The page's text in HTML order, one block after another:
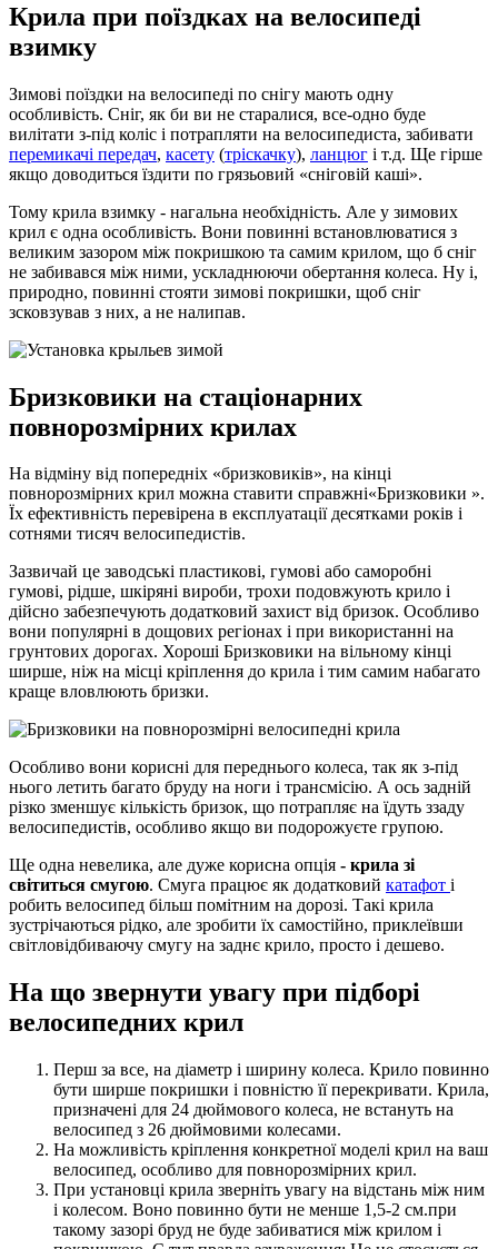
Крила при поїздках на велосипеді
взимку
Зимові поїздки на велосипеді по снігу мають одну
особливість. Сніг, як би ви не старалися, все-одно буде
вилітати з-під коліс і потрапляти на велосипедиста, забивати
перемикачі передач, касету (тріскачку), ланцюг і т.д. Ще гірше
якщо доводиться їздити по грязьовий «сніговій каші».
Тому крила взимку - нагальна необхідність. Але у зимових
крил є одна особливість. Вони повинні встановлюватися з
великим зазором між покришкою та самим крилом, що б сніг
не забивався між ними, ускладнюючи обертання колеса. Ну і,
природно, повинні стояти зимові покришки, щоб сніг
зсковзував з них, а не налипав.
Бризковики на стаціонарних
повнорозмірних крилах
На відміну від попередніх «бризковиків», на кінці
повнорозмірних крил можна ставити справжні«Бризковики ».
Їх ефективність перевірена в експлуатації десятками років і
сотнями тисяч велосипедистів.
Зазвичай це заводські пластикові, гумові або саморобні
гумові, рідше, шкіряні вироби, трохи подовжують крило і
дійсно забезпечують додатковий захист від бризок. Особливо
вони популярні в дощових регіонах і при використанні на
грунтових дорогах. Хороші Бризковики на вільному кінці
ширше, ніж на місці кріплення до крила і тим самим набагато
краще вловлюють бризки.
Особливо вони корисні для переднього колеса, так як з-під
нього летить багато бруду на ноги і трансмісію. А ось задній
різко зменшує кількість бризок, що потрапляє на їдуть ззаду
велосипедистів, особливо якщо ви подорожуєте групою.
Ще одна невелика, але дуже корисна опція - крила зі
світиться смугою. Смуга працює як додатковий катафот і
робить велосипед більш помітним на дорозі. Такі крила
зустрічаються рідко, але зробити їх самостійно, приклеївши
світловідбиваючу смугу на заднє крило, просто і дешево.
На що звернути увагу при підборі
велосипедних крил
Перш за все, на діаметр і ширину колеса. Крило повинно
бути ширше покришки і повністю її перекривати. Крила,
призначені для 24 дюймового колеса, не встануть на
велосипед з 26 дюймовими колесами.
На можливість кріплення конкретної моделі крил на ваш
велосипед, особливо для повнорозмірних крил.
При установці крила зверніть увагу на відстань між ним
і колесом. Воно повинно бути не менше 1,5-2 см.при
такому зазорі бруд не буде забиватися між крилом і